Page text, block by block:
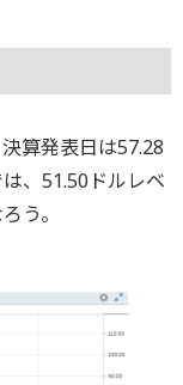
算発表日は57.28
、51.50ドルレベ
う。